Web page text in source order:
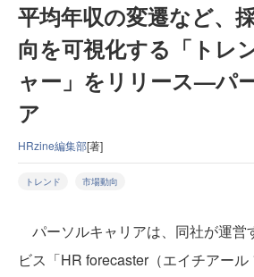
平均年収の変遷など、
向を可視化する「トレ
ャー」をリリース—パ
ア
HRzine編集部[著]
トレンド 市場動向
パーソルキャリアは、同社が運営
ビス「HR forecaster（エイチアール